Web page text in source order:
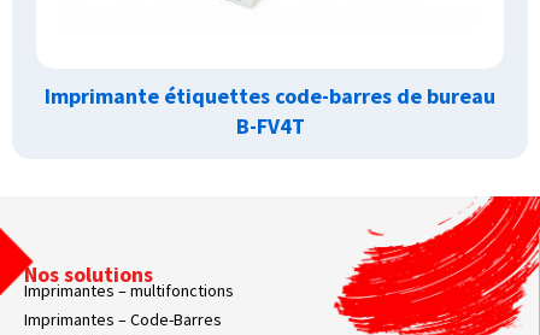
Imprimante étiquettes code-barres de bureau
B-FV4T
Nos solutions
Imprimantes – multifonctions
Imprimantes – Code-Barres